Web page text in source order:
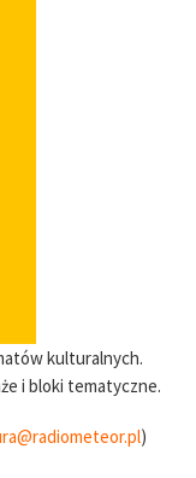
kulturalnych.
i bloki tematyczne.
)